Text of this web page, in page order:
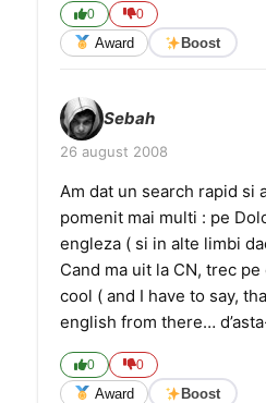
0 0
Award Boost
Sebah
26 august 2008
Am dat un search rapid si
pomenit mai multi : pe
engleza ( si in alte limbi
Cand ma uit la CN, trec pe
cool ( and I have to say,
english from there…
0 0
Award Boost